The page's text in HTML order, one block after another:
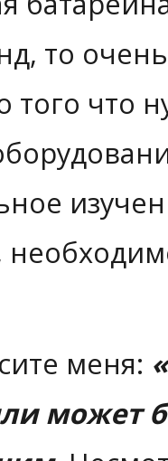
то
того что
меня:
может